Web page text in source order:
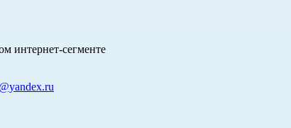
интернет-сегменте